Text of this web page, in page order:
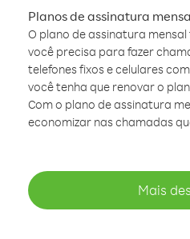
Planos de assinatura
O plano de assinatura
você precisa para fazer
telefones fixos e celulares
você tenha que renovar o
Com o plano de assinatura
economizar nas chamadas
Mais